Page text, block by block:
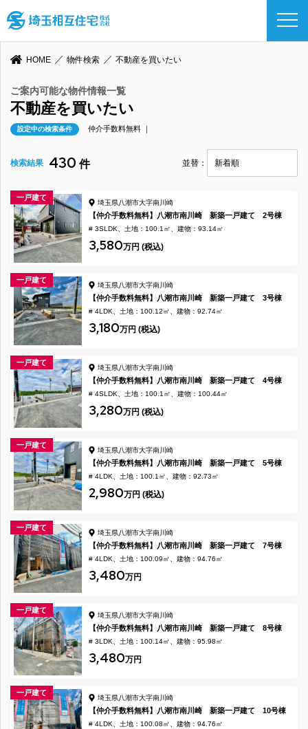
HOME 物件検索 不動産を買いたい
ご案内可能な物件情報一覧
不動産を買いたい
設定中の検索条件 仲介手数料無料 ｜
検索結果 430 件 並替：
一戸建て
埼玉県八潮市大字南川崎
【仲介手数料無料】八潮市南川崎 新築一戸建て 2号棟
# 3SLDK 土地：100.1㎡ 建物：93.14㎡
3,580万円 (税込)
一戸建て
埼玉県八潮市大字南川崎
【仲介手数料無料】八潮市南川崎 新築一戸建て 3号棟
# 4LDK 土地：100.12㎡ 建物：92.74㎡
3,180万円 (税込)
一戸建て
埼玉県八潮市大字南川崎
【仲介手数料無料】八潮市南川崎 新築一戸建て 4号棟
# 4SLDK 土地：100.1㎡ 建物：100.44㎡
3,280万円 (税込)
一戸建て
埼玉県八潮市大字南川崎
【仲介手数料無料】八潮市南川崎 新築一戸建て 5号棟
# 4LDK 土地：100.1㎡ 建物：92.73㎡
2,980万円 (税込)
一戸建て
埼玉県八潮市大字南川崎
【仲介手数料無料】八潮市南川崎 新築一戸建て 7号棟
# 4LDK 土地：100.09㎡ 建物：94.76㎡
3,480万円
一戸建て
埼玉県八潮市大字南川崎
【仲介手数料無料】八潮市南川崎 新築一戸建て 8号棟
# 3LDK 土地：100.14㎡ 建物：95.98㎡
3,480万円
一戸建て
埼玉県八潮市大字南川崎
【仲介手数料無料】八潮市南川崎 新築一戸建て 10号棟
# 4LDK 土地：100.08㎡ 建物：94.76㎡